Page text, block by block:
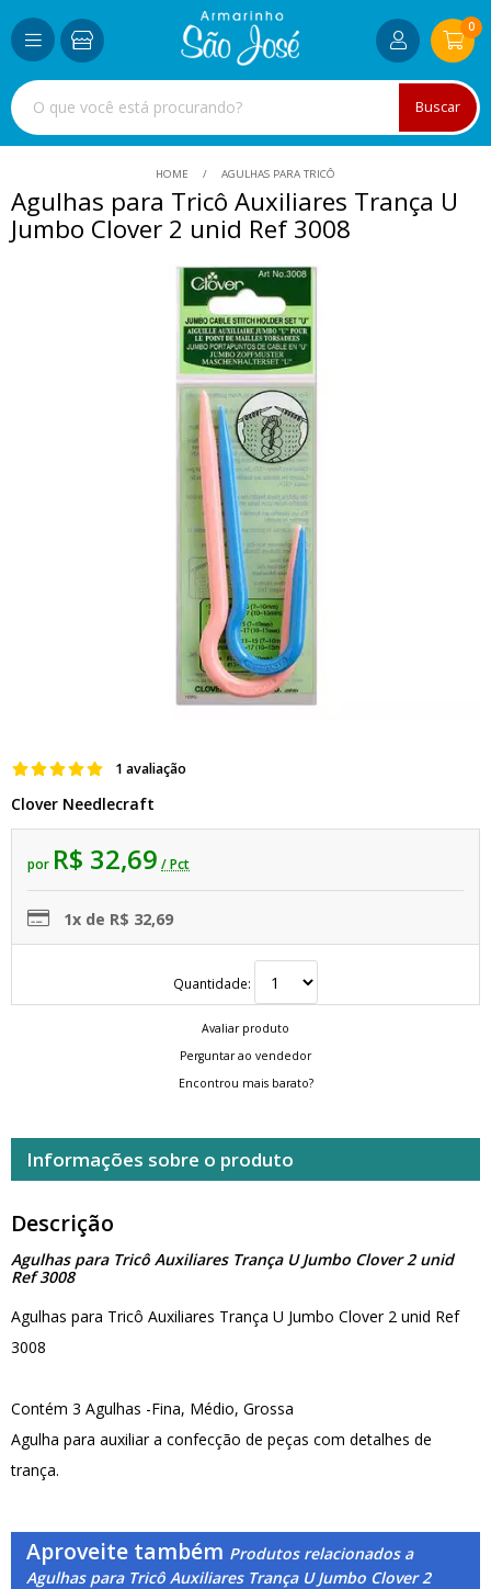
Buscar
0
HOME AGULHAS PARA TRICÔ
Agulhas para Tricô Auxiliares Trança U
Jumbo Clover 2 unid Ref 3008
1 avaliação
Clover Needlecraft
por R$ 32,69 / Pct
1x de R$ 32,69
Quantidade:
Avaliar produto
Perguntar ao vendedor
Encontrou mais barato?
Informações sobre o produto
Descrição
Agulhas para Tricô Auxiliares Trança U Jumbo Clover 2 unid
Ref 3008
Agulhas para Tricô Auxiliares Trança U Jumbo Clover 2 unid Ref
3008
Contém 3 Agulhas -Fina, Médio, Grossa
Agulha para auxiliar a confecção de peças com detalhes de
trança.
Aproveite também Produtos relacionados a
Agulhas para Tricô Auxiliares Trança U Jumbo Clover 2